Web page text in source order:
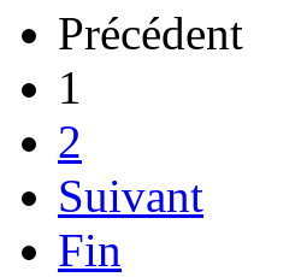
Précédent
1
2
Suivant
Fin